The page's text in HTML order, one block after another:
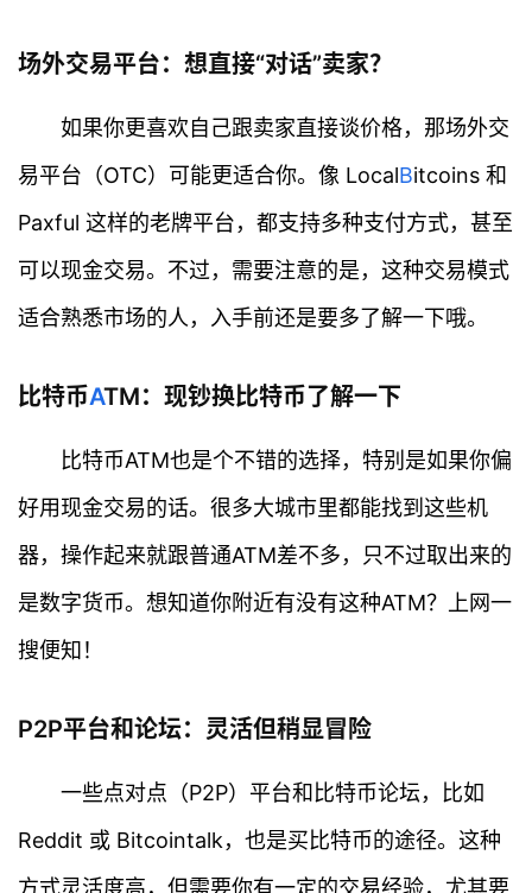
场外交易平台：想直接“对话”卖家？
如果你更喜欢自己跟卖家直接谈价格，那场外交
易平台（OTC）可能更适合你。像 LocalBitcoins 和
Paxful 这样的老牌平台，都支持多种支付方式，甚至
可以现金交易。不过，需要注意的是，这种交易模式
适合熟悉市场的人，入手前还是要多了解一下哦。
比特币ATM：现钞换比特币了解一下
比特币ATM也是个不错的选择，特别是如果你偏
好用现金交易的话。很多大城市里都能找到这些机
器，操作起来就跟普通ATM差不多，只不过取出来的
是数字货币。想知道你附近有没有这种ATM？上网一
搜便知！
P2P平台和论坛：灵活但稍显冒险
一些点对点（P2P）平台和比特币论坛，比如
Reddit 或 Bitcointalk，也是买比特币的途径。这种
方式灵活度高，但需要你有一定的交易经验，尤其要